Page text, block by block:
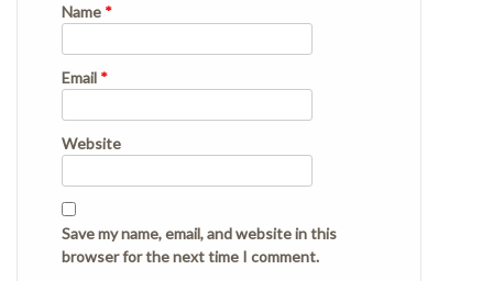
Name *
Email *
Website
Save my name, email, and website in this
browser for the next time I comment.